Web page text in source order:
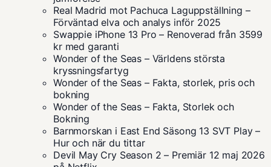
Real Madrid mot Pachuca Laguppställning –
Förväntad elva och analys inför 2025
Swappie iPhone 13 Pro – Renoverad från 3599
kr med garanti
Wonder of the Seas – Världens största
kryssningsfartyg
Wonder of the Seas – Fakta, storlek, pris och
bokning
Wonder of the Seas – Fakta, Storlek och
Bokning
Barnmorskan i East End Säsong 13 SVT Play –
Hur och när du tittar
Devil May Cry Season 2 – Premiär 12 maj 2026